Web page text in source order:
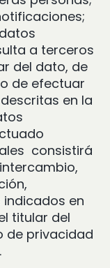
datos
a terceros
del dato, de
de efectuar
en la
consistirá
indicados en
titular del
de privacidad